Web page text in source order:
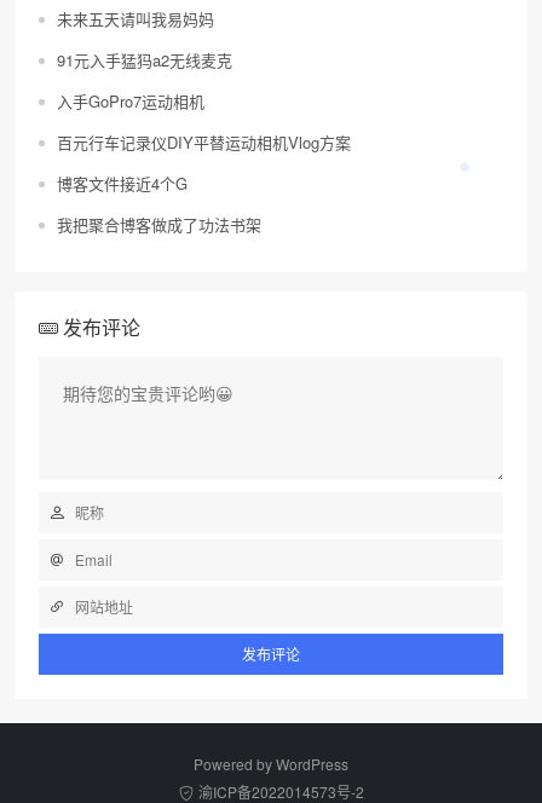
未来五天请叫我易妈妈
91元入手猛犸a2无线麦克
入手GoPro7运动相机
百元行车记录仪DIY平替运动相机Vlog方案
博客文件接近4个G
我把聚合博客做成了功法书架
发布评论
Powered byWordPress
渝ICP备2022014573号-2